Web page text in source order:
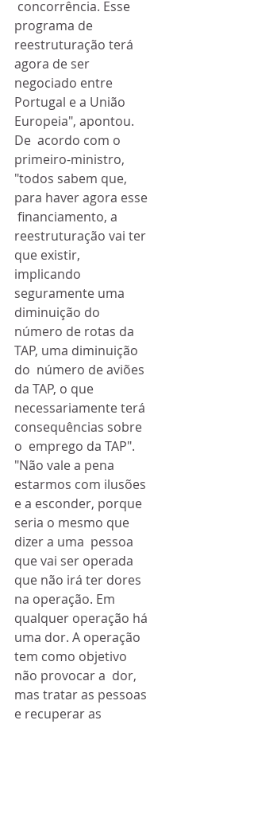
concorrência. Esse
programa de
reestruturação terá
agora de ser
negociado entre
Portugal e a União
Europeia", apontou.
De  acordo com o
primeiro-ministro,
"todos sabem que,
para haver agora esse
financiamento, a
reestruturação vai ter
que existir,
implicando
seguramente uma
diminuição do
número de rotas da
TAP, uma diminuição
do  número de aviões
da TAP, o que
necessariamente terá
consequências sobre
o  emprego da TAP".
"Não vale a pena
estarmos com ilusões
e a esconder, porque
seria o mesmo que
dizer a uma  pessoa
que vai ser operada
que não irá ter dores
na operação. Em
qualquer operação há
uma dor. A operação
tem como objetivo
não provocar a  dor,
mas tratar as pessoas
e recuperar as